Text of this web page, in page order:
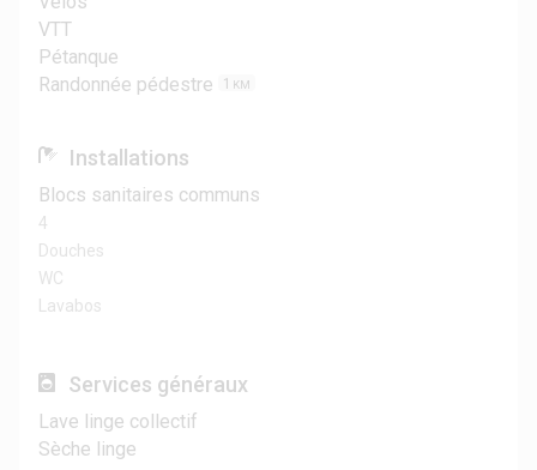
VTT
Pétanque
Randonnée pédestre
1 KM
Installations
Blocs sanitaires communs
4
Douches
WC
Lavabos
Services généraux
Lave linge collectif
Sèche linge